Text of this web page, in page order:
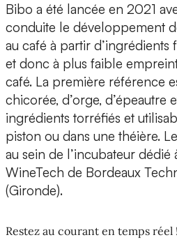
Bibo a été lancée en 2021
conduite le développement
au café à partir d’ingrédients
et donc à plus faible
café. La première référence
chicorée, d’orge, d’épeautre
ingrédients torréfiés et
piston ou dans une théière.
au sein de l’incubateur dédié
WineTech de Bordeaux
(Gironde).
Restez au courant en temps réel !